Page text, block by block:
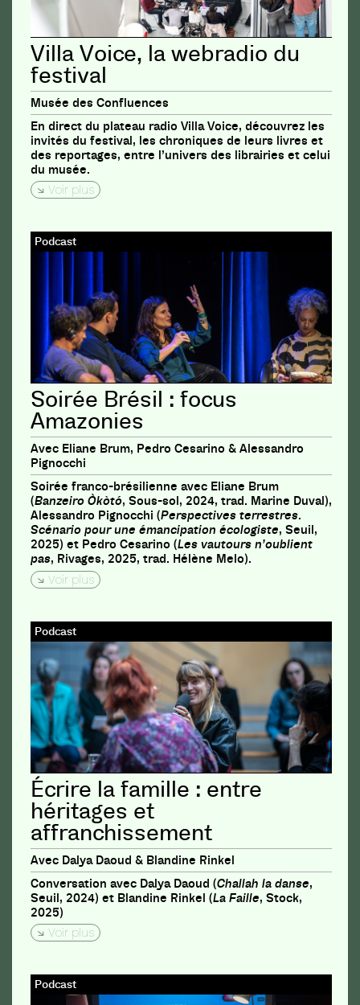
Villa Voice, la webradio du
festival
Musée des Confluences
En direct du plateau radio Villa Voice, découvrez les
invités du festival, les chroniques de leurs livres et
des reportages, entre l’univers des librairies et celui
du musée.
Voir plus
Podcast
Soirée Brésil : focus
Amazonies
Avec Eliane Brum, Pedro Cesarino & Alessandro
Pignocchi
Soirée franco-brésilienne avec Eliane Brum
(Banzeiro Òkòtó, Sous-sol, 2024, trad. Marine Duval),
Alessandro Pignocchi (Perspectives terrestres.
Scénario pour une émancipation écologiste, Seuil,
2025) et Pedro Cesarino (Les vautours n’oublient
pas, Rivages, 2025, trad. Hélène Melo).
Voir plus
Podcast
Écrire la famille : entre
héritages et
affranchissement
Avec Dalya Daoud & Blandine Rinkel
Conversation avec Dalya Daoud (Challah la danse,
Seuil, 2024) et Blandine Rinkel (La Faille, Stock,
2025)
Voir plus
Podcast